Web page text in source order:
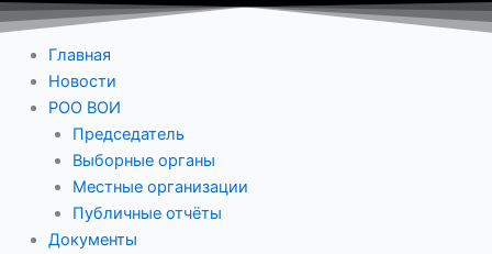
Главная
Новости
РОО ВОИ
Председатель
Выборные органы
Местные организации
Публичные отчёты
Документы